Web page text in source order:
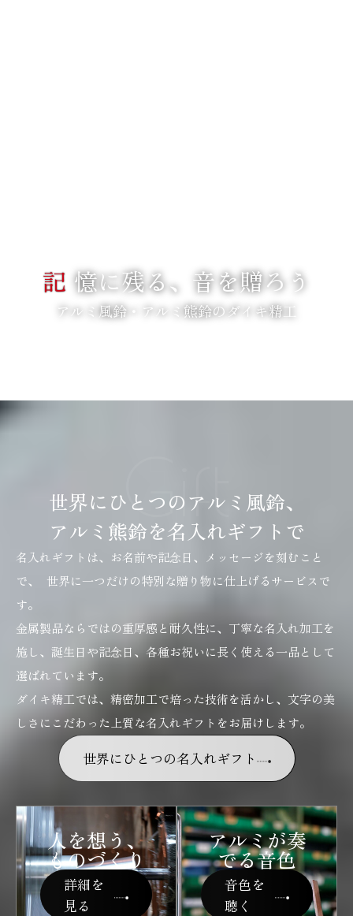
記 憶に残る、音を贈ろう
アルミ風鈴・アルミ熊鈴のダイキ精工
Gift
世界にひとつのアルミ風鈴、
アルミ熊鈴を名入れギフトで
名入れギフトは、お名前や記念日、メッセージを刻むこと
で、 世界に一つだけの特別な贈り物に仕上げるサービスで
す。
金属製品ならではの重厚感と耐久性に、丁寧な名入れ加工を
施し、誕生日や記念日、各種お祝いに長く使える一品として
選ばれています。
ダイキ精工では、精密加工で培った技術を活かし、文字の美
しさにこだわった上質な名入れギフトをお届けします。
世界にひとつの名入れギフト
人を想う、
ものづくり
詳細を
見る
アルミが奏
でる音色
音色を
聴く